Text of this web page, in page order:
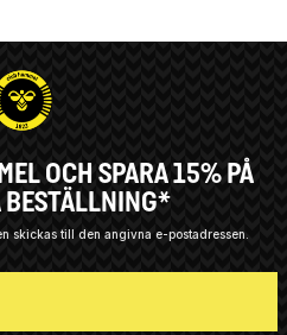
OCH SPARA 15% PÅ
BESTÄLLNING*
skickas till den angivna e-postadressen.